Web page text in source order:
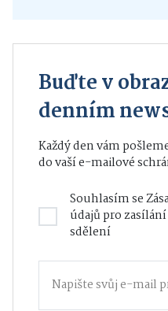
Buďte v
denním
Každý den vám
do vaší e-mailové
Souhlasím se
údajůpro
sdělení